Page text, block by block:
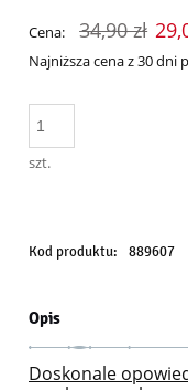
Cena: 34,90 zł
Najniższa cena z 30 dni
szt.
Kod produktu: 889607
Opis
Doskonale